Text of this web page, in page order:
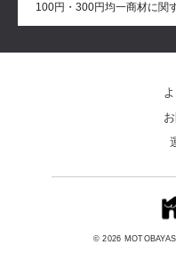
100円・300円均一商材に関
© 2026